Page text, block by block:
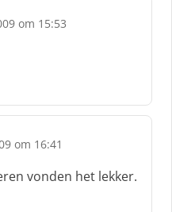
om 15:53
om 16:41
vonden het lekker.